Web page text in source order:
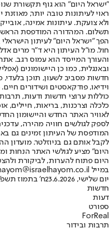
"ישראל היום" הוא גוף תקשורת
ראוי לעיתונות טובה יותר,
ולא צועקת. עיתונות אמינה,
הפך "ישראל היום" לעיתון
חול. מו"ל העיתון היא ד"ר מרים
והעורך המייסד הוא עמוס רגב.
חדשות מסביב לשעון, תוכן בלעדי,
וידיאו, פודקאסטים ושידורים
כוללות ערוצי חדשות ודעות, תרבות
לאוויר האתר החדש והיישומון
לספק לגולשים חוויה מהירה,
המודפסת של העיתון זמינים גם
לקבל אותם גם בניוזלטר. מועדון
היום" מציע לגולשי האתר הנחות
היום פתוח להערות, לביקורת
במייל hayom@israelhayom.co.il.
יום שלישי, 23.6.2026
ח' בתמוז
חדשות
דעות
ספורט
ForReal
תרבות ובידור